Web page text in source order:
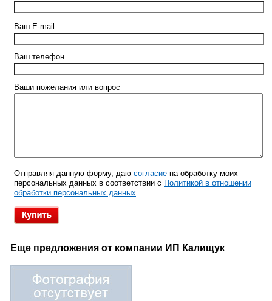
Ваш E-mail
Ваш телефон
Ваши пожелания или вопрос
Отправляя данную форму, даю согласие на обработку моих
персональных данных в соответствии с Политикой в отношении
обработки персональных данных
Еще предложения от компании ИП Калищук